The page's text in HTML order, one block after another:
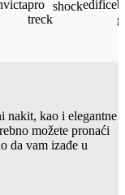
nakit, kao i elegantne
možete pronaći
da vam izađe u